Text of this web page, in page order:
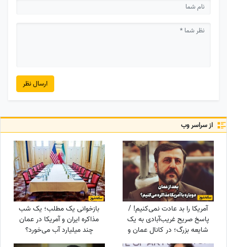
ارسال نظر
از سراسر وب
آمریکا را بد عادت نمی‌کنیم! /
پاسخ صریح غریب‌آبادی به یک
شایعه بزرگ؛ در کانال عمان و
پشت‌پرده تنگه هرمز چه می‌گذرد؟
بازخوانی یک مطلب؛ یک شب
مذاکره ایران و آمریکا در عمان
چند میلیارد آب می‌خورد؟